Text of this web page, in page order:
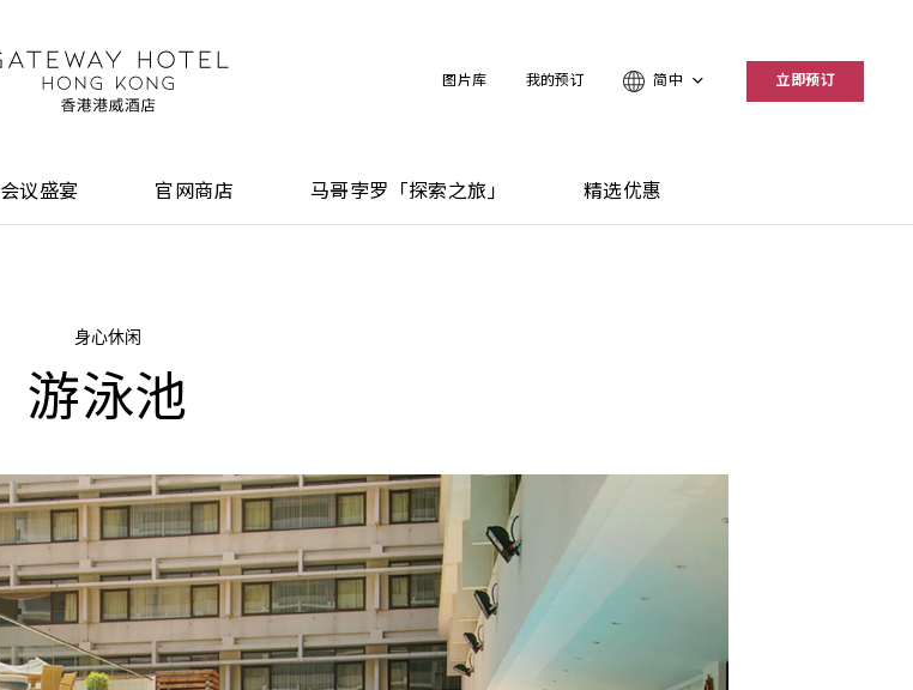
图片库 我的预订 简中 立即预订
会议盛宴 官网商店 马哥孛罗「探索之旅」 精选优惠
身心休闲
游泳池